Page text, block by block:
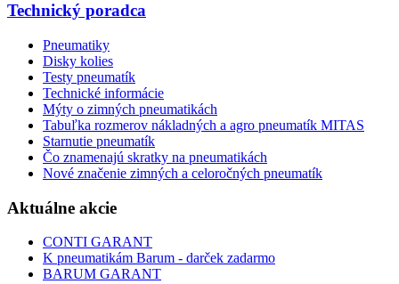
Technický poradca
Pneumatiky
Disky kolies
Testy pneumatík
Technické informácie
Mýty o zimných pneumatikách
Tabuľka rozmerov nákladných a agro pneumatík MITAS
Starnutie pneumatík
Čo znamenajú skratky na pneumatikách
Nové značenie zimných a celoročných pneumatík
Aktuálne akcie
CONTI GARANT
K pneumatikám Barum - darček zadarmo
BARUM GARANT